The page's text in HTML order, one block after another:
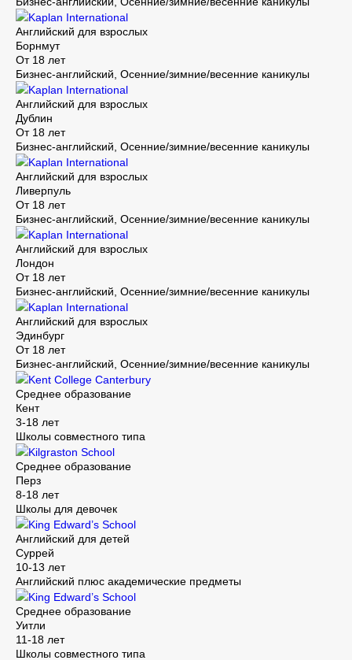
Kaplan International
Английский для взрослых
Борнмут
От 18 лет
Бизнес-английский, Осенние/зимние/весенние каникулы
Kaplan International
Английский для взрослых
Дублин
От 18 лет
Бизнес-английский, Осенние/зимние/весенние каникулы
Kaplan International
Английский для взрослых
Ливерпуль
От 18 лет
Бизнес-английский, Осенние/зимние/весенние каникулы
Kaplan International
Английский для взрослых
Лондон
От 18 лет
Бизнес-английский, Осенние/зимние/весенние каникулы
Kaplan International
Английский для взрослых
Эдинбург
От 18 лет
Бизнес-английский, Осенние/зимние/весенние каникулы
Kent College Canterbury
Среднее образование
Кент
3-18 лет
Школы совместного типа
Kilgraston School
Среднее образование
Перз
8-18 лет
Школы для девочек
King Edward’s School
Английский для детей
Суррей
10-13 лет
Английский плюс академические предметы
King Edward’s School
Среднее образование
Уитли
11-18 лет
Школы совместного типа